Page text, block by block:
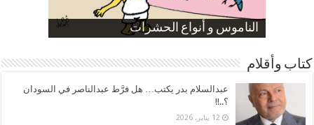
الناموس و أنواع الحشرات
الموظفين بعد ارتفاع الأسعار
ارتفاع نسبة الطلاق في مصر
صورة كاركاتيرية
صورة كاركاتيرية
كتاب وأقلام
عبدالسلام بدر يكتب… هل فرَّط عبدالناصر في السودان
؟..!!
12 يناير، 2026